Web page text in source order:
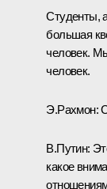
Студенты,
большая
человек.
человек.
Э.Рахмон:
В.Путин:
какое